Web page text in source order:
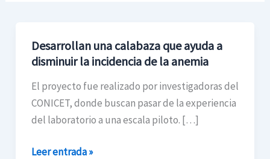
Desarrollan una calabaza que ayuda a
disminuir la incidencia de la anemia
El proyecto fue realizado por investigadoras del
CONICET, donde buscan pasar de la experiencia
del laboratorio a una escala piloto. […]
Desarrollan
una
calabaza
que
ayuda
disminuir
Leer entrada »